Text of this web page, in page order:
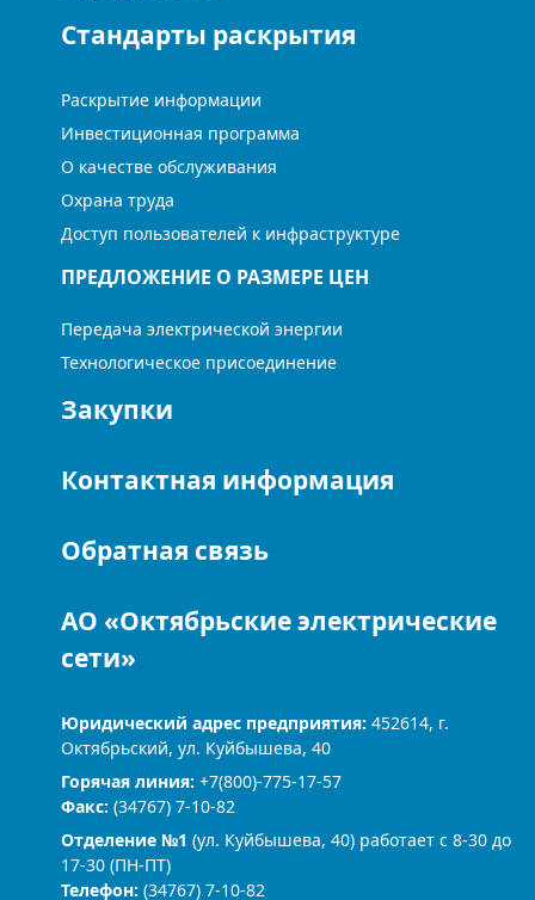
Стандарты раскрытия
Раскрытие информации
Инвестиционная программа
О качестве обслуживания
Охрана труда
Доступ пользователей к инфраструктуре
ПРЕДЛОЖЕНИЕ О РАЗМЕРЕ ЦЕН
Передача электрической энергии
Технологическое присоединение
Закупки
Контактная информация
Обратная связь
АО «Октябрьские электрические
сети»
Юридический адрес предприятия: 452614, г.
Октябрьский, ул. Куйбышева, 40
Горячая линия: +7(800)-775-17-57
Факс: (34767) 7-10-82
Отделение №1 (ул. Куйбышева, 40) работает с 8-30 до
17-30 (ПН-ПТ)
Телефон: (34767) 7-10-82